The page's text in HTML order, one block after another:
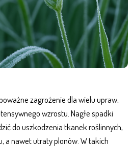
zagrożenie dla wielu upraw,
wzrostu. Nagłe spadki
do uszkodzenia tkanek roślinnych,
a nawet utraty plonów. W takich